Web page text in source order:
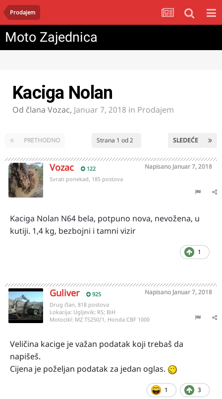
Prodajem
Moto Zajednica
Kaciga Nolan
Od člana Vozac, Januar 7, 2018 in Prodajem
PRETHODNO SLEDEĆE
Strana 1 od 2
Vozac 122 Napisano Januar 7, 2018
Svrati ponekad, 185 postova
Kaciga Nolan N64 bela, potpuno nova, nevožena, u
kutiji. 1,4 kg, bezbojni i tamni vizir
1
Guliver 925 Napisano Januar 7, 2018
Drug član, 818 postova
Lokacija: Ugljevik; RS; BiH
Motocikl: MZ TS250/1, Honda CBF 1000
Veličina kacige je važan podatak koji trebaš da
napišeš.
Cijena je poželjan podatak za jedan oglas.
1 3